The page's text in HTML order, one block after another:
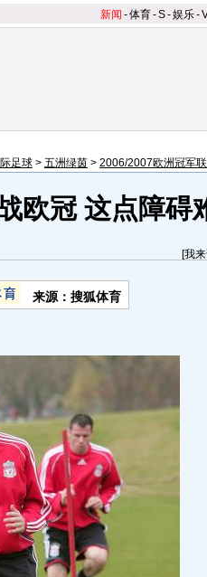
新闻 -体育-S-娱乐-
足球 > 五洲绿茵 > 2006/2007欧洲冠军
欧冠 这点障碍
[我
来源：搜狐体育